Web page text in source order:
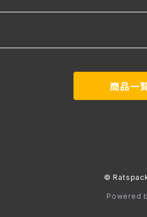
商品一
©
Powered